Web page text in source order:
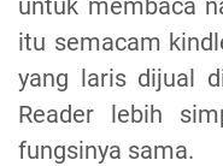
itu semacam
yang laris dijual
Reader lebih
fungsinya sama.